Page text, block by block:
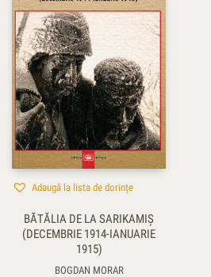
Adaugă la lista de dorințe
BĂTĂLIA DE LA SARIKAMIŞ
(DECEMBRIE 1914-IANUARIE
1915)
BOGDAN MORAR